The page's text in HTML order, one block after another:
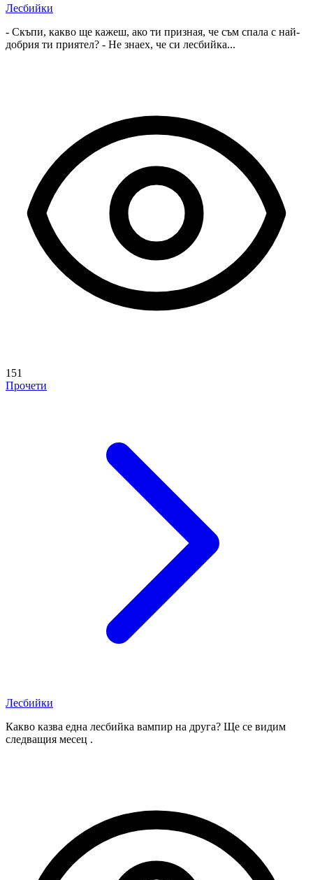
Лесбийки
- Скъпи, какво ще кажеш, ако ти призная, че съм спала с най-
добрия ти приятел? - Не знаех, че си лесбийка...
151
Прочети
Лесбийки
Какво казва една лесбийка вампир на друга? Ще се видим
следващия месец .